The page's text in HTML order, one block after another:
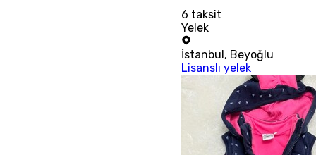
6 taksit
Yelek
İstanbul, Beyoğlu
Lisanslı yelek